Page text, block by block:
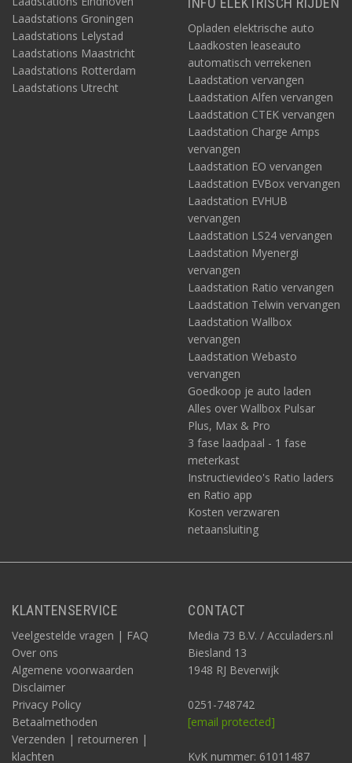
Laadstations Groningen
Laadstations Lelystad
Laadstations Maastricht
Laadstations Rotterdam
Laadstations Utrecht
Opladen elektrische auto
Laadkosten leaseauto
automatisch verrekenen
Laadstation vervangen
Laadstation Alfen vervangen
Laadstation CTEK vervangen
Laadstation Charge Amps
vervangen
Laadstation EO vervangen
Laadstation EVBox vervangen
Laadstation EVHUB
vervangen
Laadstation LS24 vervangen
Laadstation Myenergi
vervangen
Laadstation Ratio vervangen
Laadstation Telwin vervangen
Laadstation Wallbox
vervangen
Laadstation Webasto
vervangen
Goedkoop je auto laden
Alles over Wallbox Pulsar
Plus, Max & Pro
3 fase laadpaal - 1 fase
meterkast
Instructievideo's Ratio laders
en Ratio app
Kosten verzwaren
netaansluiting
KLANTENSERVICE
Veelgestelde vragen | FAQ
Over ons
Algemene voorwaarden
Disclaimer
Privacy Policy
Betaalmethoden
Verzenden | retourneren |
klachten
CONTACT
Media 73 B.V. / Acculaders.nl
Biesland 13
1948 RJ Beverwijk
0251-748742
[email protected]
KvK nummer: 61011487